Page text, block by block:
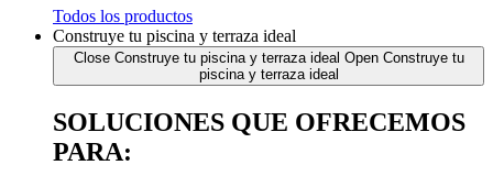
Todos los productos
Construye tu piscina y terraza ideal
Close Construye tu piscina y terraza ideal Open Construye tu
piscina y terraza ideal
SOLUCIONES QUE OFRECEMOS
PARA: